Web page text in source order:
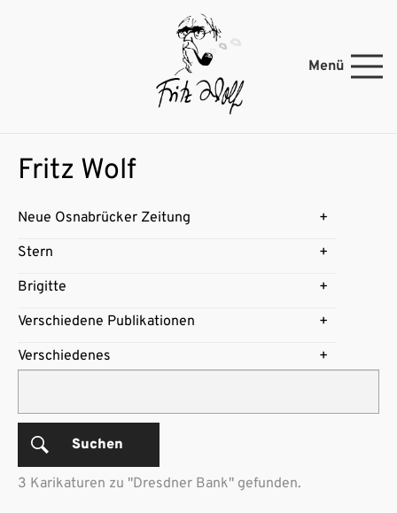
Menü
Fritz Wolf
Neue Osnabrücker Zeitung
Stern
Brigitte
Verschiedene Publikationen
Verschiedenes
Suchen
3 Karikaturen zu "Dresdner Bank" gefunden.